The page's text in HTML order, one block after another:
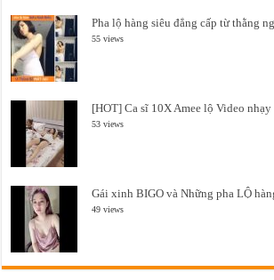
Pha lộ hàng siêu đẳng cấp từ thằng
55 views
[HOT] Ca sĩ 10X Amee lộ Video nhạy
53 views
Gái xinh BIGO và Những pha LỘ
49 views